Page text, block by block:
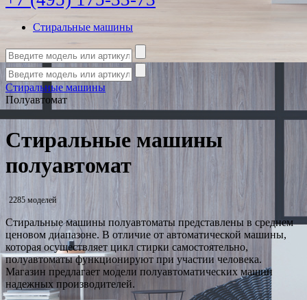
Стиральные машины
Стиральные машины
Полуавтомат
Стиральные машины
полуавтомат
2285 моделей
Стиральные машины полуавтоматы представлены в среднем
ценовом диапазоне. В отличие от автоматической машины,
которая осуществляет цикл стирки самостоятельно,
полуавтоматы функционируют при участии человека.
Магазин предлагает модели полуавтоматических машин
надежных производителей.